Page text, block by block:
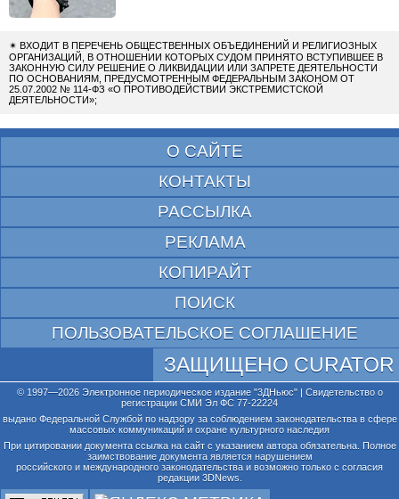
✴ ВХОДИТ В ПЕРЕЧЕНЬ ОБЩЕСТВЕННЫХ ОБЪЕДИНЕНИЙ И РЕЛИГИОЗНЫХ
ОРГАНИЗАЦИЙ, В ОТНОШЕНИИ КОТОРЫХ СУДОМ ПРИНЯТО ВСТУПИВШЕЕ В
ЗАКОННУЮ СИЛУ РЕШЕНИЕ О ЛИКВИДАЦИИ ИЛИ ЗАПРЕТЕ ДЕЯТЕЛЬНОСТИ
ПО ОСНОВАНИЯМ, ПРЕДУСМОТРЕННЫМ ФЕДЕРАЛЬНЫМ ЗАКОНОМ ОТ
25.07.2002 № 114-ФЗ «О ПРОТИВОДЕЙСТВИИ ЭКСТРЕМИСТСКОЙ
ДЕЯТЕЛЬНОСТИ»;
О САЙТЕ
КОНТАКТЫ
РАССЫЛКА
РЕКЛАМА
КОПИРАЙТ
ПОИСК
ПОЛЬЗОВАТЕЛЬСКОЕ СОГЛАШЕНИЕ
ЗАЩИЩЕНО CURATOR
© 1997—2026 Электронное периодическое издание "3ДНьюс" | Свидетельство о
регистрации СМИ Эл ФС 77-22224
выдано Федеральной Службой по надзору за соблюдением законодательства в сфере
массовых коммуникаций и охране культурного наследия
При цитировании документа ссылка на сайт с указанием автора обязательна. Полное
заимствование документа является нарушением
российского и международного законодательства и возможно только с согласия
редакции 3DNews.